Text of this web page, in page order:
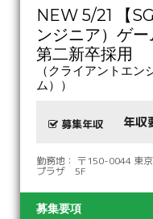
NEW 5/21 【
ンジニア）ゲ
第二新卒採用
（クライアントエ
ム））
募集年収 年収
勤務地： 〒150-0044 東
プラザ 5F
募集要項